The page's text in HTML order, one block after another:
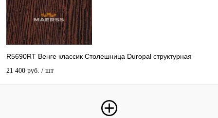
R5690RT Венге классик Столешница Duropal структурная
21 400 руб. / шт